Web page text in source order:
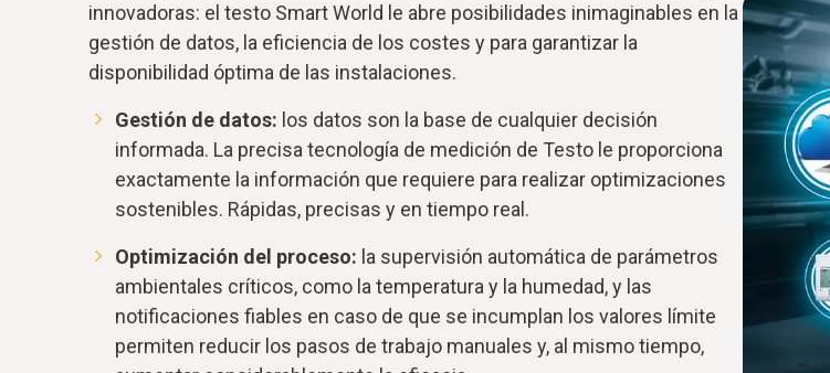
innovadoras: el testo Smart World le abre posibilidades inimaginables en la
gestión de datos, la eficiencia de los costes y para garantizar la
disponibilidad óptima de las instalaciones.
Gestión de datos: los datos son la base de cualquier decisión
informada. La precisa tecnología de medición de Testo le proporciona
exactamente la información que requiere para realizar optimizaciones
sostenibles. Rápidas, precisas y en tiempo real.
Optimización del proceso: la supervisión automática de parámetros
ambientales críticos, como la temperatura y la humedad, y las
notificaciones fiables en caso de que se incumplan los valores límite
permiten reducir los pasos de trabajo manuales y, al mismo tiempo,